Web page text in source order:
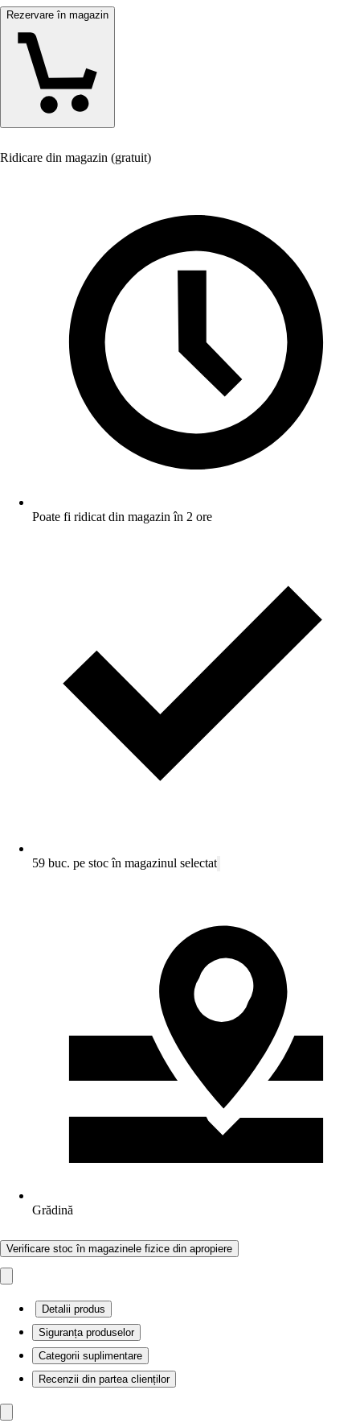
Rezervare în magazin
Ridicare din magazin (gratuit)
Poate fi ridicat din magazin în 2 ore
59 buc. pe stoc în magazinul selectat
Grădină
Verificare stoc în magazinele fizice din apropiere
Detalii produs
Siguranța produselor
Categorii suplimentare
Recenzii din partea clienților